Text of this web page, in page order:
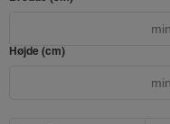
Højde (cm)